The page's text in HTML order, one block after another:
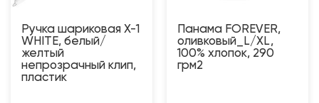
Ручка шариковая X-1
WHITE, белый/
желтый
непрозрачный клип,
пластик
Панама FOREVER,
оливковый_L/XL,
100% хлопок, 290
грм2